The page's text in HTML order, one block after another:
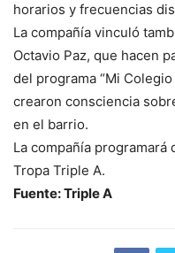
horarios y frecuencias
La compañía vinculó
Octavio Paz, que hacen
del programa “Mi
crearon consciencia
en el barrio.
La compañía programará
Tropa Triple A.
Fuente: Triple A